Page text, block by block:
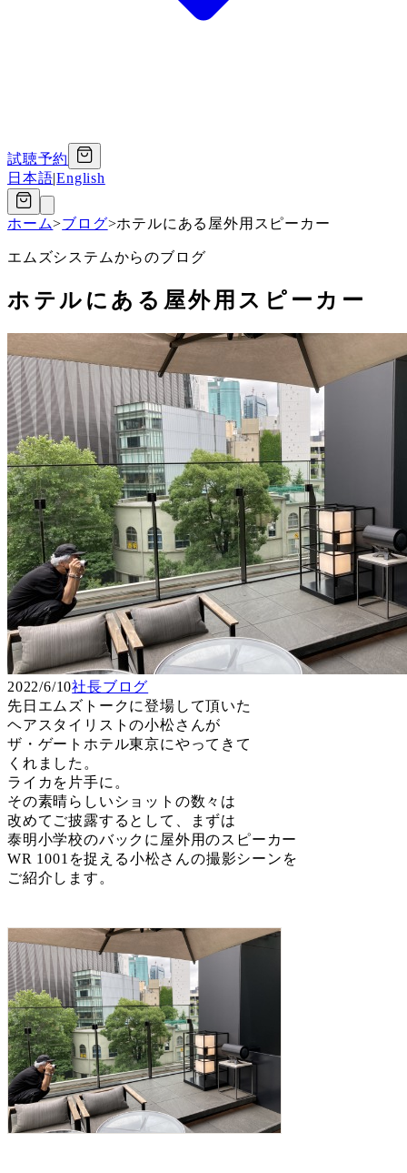
試聴予約
日本語|English
ホーム>ブログ>ホテルにある屋外用スピーカー
エムズシステムからのブログ
ホテルにある屋外用スピーカー
2022/6/10社長ブログ
先日エムズトークに登場して頂いた
ヘアスタイリストの小松さんが
ザ・ゲートホテル東京にやってきて
くれました。
ライカを片手に。
その素晴らしいショットの数々は
改めてご披露するとして、まずは
泰明小学校のバックに屋外用のスピーカー
WR 1001を捉える小松さんの撮影シーンを
ご紹介します。